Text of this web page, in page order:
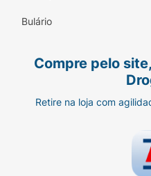
Bulário
Compre pelo
Retire na loja com